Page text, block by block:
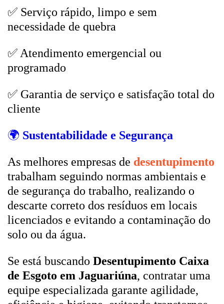
✅ Serviço rápido, limpo e sem
necessidade de quebra
✅ Atendimento emergencial ou
programado
✅ Garantia de serviço e satisfação total do
cliente
🌍 Sustentabilidade e Segurança
As melhores empresas de desentupimento
trabalham seguindo normas ambientais e
de segurança do trabalho, realizando o
descarte correto dos resíduos em locais
licenciados e evitando a contaminação do
solo ou da água.
Se está buscando Desentupimento Caixa
de Esgoto em Jaguariúna, contratar uma
equipe especializada garante agilidade,